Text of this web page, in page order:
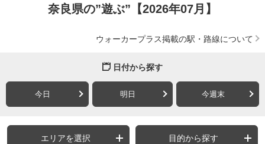
奈良県の”遊ぶ”【2026年07月】
ウォーカープラス掲載の駅・路線について
日付から探す
今日 明日 今週末
エリアを選択 目的から探す